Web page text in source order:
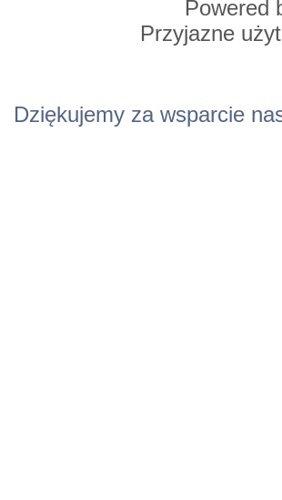
Powered
Przyjazne
Dziękujemy za wsparcie